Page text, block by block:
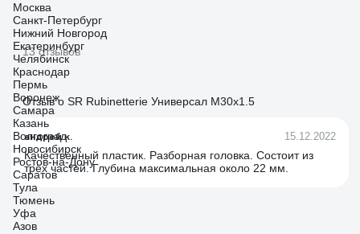
13 отзывов
Отзыв о SR Rubinetterie Универсал М30х1.5
андрей к. 15.12.2022
Качественный пластик. Разборная головка. Состоит из
трёх частей. Глубина максимальная около 22 мм.
Москва
Санкт-Петербург
Нижний Новгород
Екатеринбург
Челябинск
Краснодар
Пермь
Воронеж
Самара
Казань
Волгоград
Новосибирск
Ростов-на-Дону
Саратов
Тула
Тюмень
Уфа
Азов